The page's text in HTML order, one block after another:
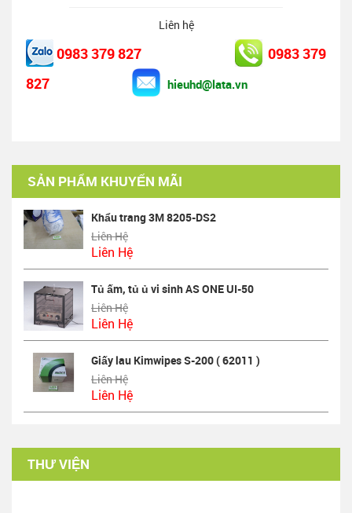
Liên hệ
0983 379 827
0983 379
827
hieuhd@lata.vn
SẢN PHẨM KHUYẾN MÃI
Khẩu trang 3M 8205-DS2
Liên Hệ
Liên Hệ
Tủ ấm, tủ ủ vi sinh AS ONE UI-50
Liên Hệ
Liên Hệ
Giấy lau Kimwipes S-200 ( 62011 )
Liên Hệ
Liên Hệ
THƯ VIỆN